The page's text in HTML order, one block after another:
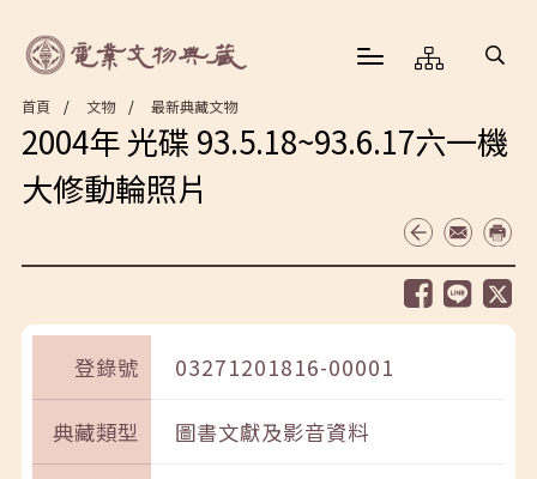
首頁 文物 最新典藏文物
2004年 光碟 93.5.18~93.6.17六一機
大修動輪照片
登錄號 03271201816-00001
典藏類型 圖書文獻及影音資料